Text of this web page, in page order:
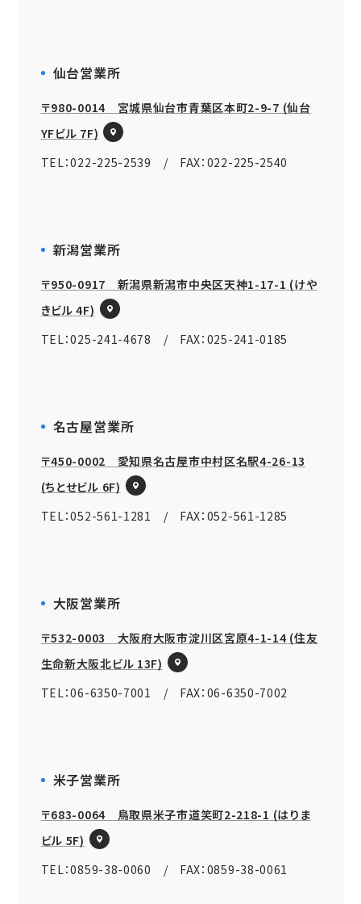
仙台営業所
〒980-0014 宮城県仙台市青葉区本町2-9-7 (仙台
YFビル 7F)
TEL：022-225-2539 / FAX：022-225-2540
新潟営業所
〒950-0917 新潟県新潟市中央区天神1-17-1 (けや
きビル 4F)
TEL：025-241-4678 / FAX：025-241-0185
名古屋営業所
〒450-0002 愛知県名古屋市中村区名駅4-26-13
(ちとせビル 6F)
TEL：052-561-1281 / FAX：052-561-1285
大阪営業所
〒532-0003 大阪府大阪市淀川区宮原4-1-14 (住友
生命新大阪北ビル 13F)
TEL：06-6350-7001 / FAX：06-6350-7002
米子営業所
〒683-0064 鳥取県米子市道笑町2-218-1 (はりま
ビル 5F)
TEL：0859-38-0060 / FAX：0859-38-0061